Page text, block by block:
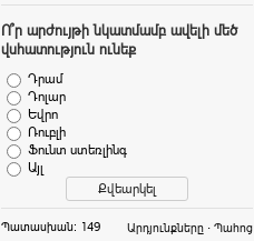
Ես սիրում եմ քեզ
Մտորումներ·ArmEco
Ետ դարձիր նորից
Մտորումներ
Ինչի՞ տարի է 2015 թվականը
Տոներ և օրեր·ArmEco
Խորհուրդներ ձմռանը
չձանձրանալու համար
Խորհուրդներ
Ո՞ր արժույթի նկատմամբ ավելի մեծ
վսհատություն ունեք
Դրամ
Դոլար
Եվրո
Ռուբլի
Ֆունտ ստեռլինգ
Այլ
Արդյունքները · Պահոց
Պատասխան: 149